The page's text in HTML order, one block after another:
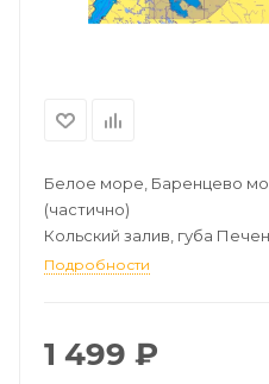
Белое море, Баренцево
(частично)
Кольский залив, губа
залив
река Печора от Нарьян-
Обская губа, Тазовская
Подробности
1 499 ₽